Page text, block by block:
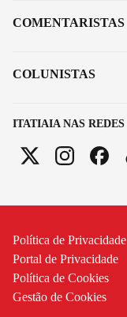
ITATIAIA NAS REDES
COMENTARISTAS
COLUNISTAS
Política de Privacidade
Portal de Privacidade
Política de Cookies
Gestão de Cookies